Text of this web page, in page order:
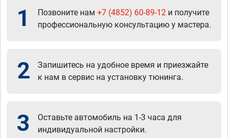
1 Позвоните нам +7 (4852) 60-89-12 и получите
профессиональную консультацию у мастера.
2
Запишитесь на удобное время и приезжайте
к нам в сервис на установку тюнинга.
3
Оставьте автомобиль на 1-3 часа для
индивидуальной настройки.